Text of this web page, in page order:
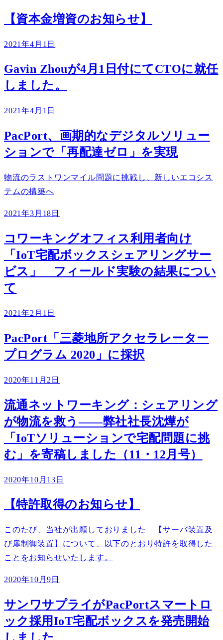
【資本金増資のお知らせ】
2021年4月1日
Gavin Zhouが4月1日付にてCTOに就任
しました。
2021年4月1日
PacPort、画期的なデジタルソリュー
ションで「再配達ゼロ」を実現
物流のラストワンマイル問題に挑戦し、新しいエコシス
テムの構築へ
2021年3月18日
コワーキングオフィス利用者向け
「IoT宅配ボックスシェアリングサー
ビス」 フィールド実験の結果につい
て
2021年2月1日
PacPort「三菱地所アクセラレーター
プログラム 2020」に採択
2020年11月2日
流通ネットワーキング：シェアリング
が物流を救う――弊社社長沈燁が
「IoTソリューションで宅配問題に挑
む」を寄稿しました（11・12月号）
2020年10月13日
【特許取得のお知らせ】
このたび、当社が出願しておりました 【サーバ装置及
び扉制御装置】について、以下のとおり特許を取得した
ことをお知らせいたします。
2020年10月9日
サンワサプライがPacPortスマートロ
ック採用IoT宅配ボックスを発売開始